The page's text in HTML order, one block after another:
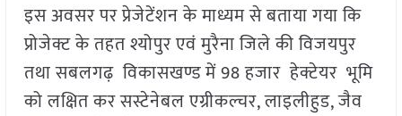
इस अवसर पर प्रेजेटेंशन के माध्यम से बताया गया कि
प्रोजेक्ट के तहत श्योपुर एवं मुरैना जिले की विजयपुर
तथा सबलगढ़ विकासखण्ड में 98 हजार हेक्टेयर भूमि
को लक्षित कर सस्टेनेबल एग्रीकल्चर, लाइलीहुड, जैव